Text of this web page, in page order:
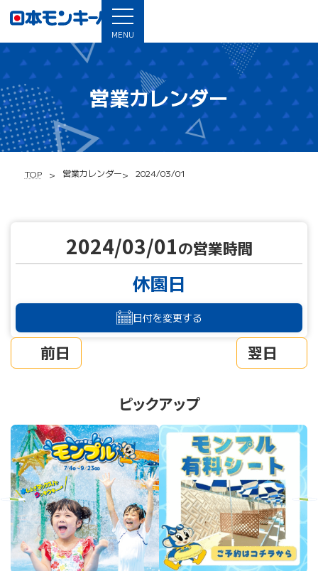
MENU
営業カレンダー
TOP 営業カレンダー 2024/03/01
前日
2024/03/01の営業時間
休園日
日付を変更する
翌日
ピックアップ
Next